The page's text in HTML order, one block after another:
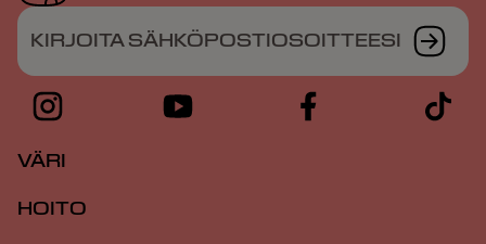
KIRJOITA SÄHKÖPOSTIOSOITTEESI
VÄRI
HOITO